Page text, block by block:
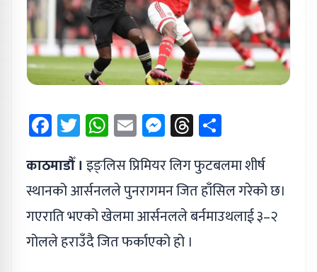
Facebook
Twitter
WhatsApp
EmailMessenger
Threads
काठमाडौँ । इङ्लिस प्रिमियर लिग फुटबलमा शीर्ष
स्थानको आर्सनलले पुनरागमन जित हाँसिल गरेको छ।
गएराति भएको खेलमा आर्सनलले बर्नमाउथलाई ३–२
गोलले हराउँदै जित फर्काएको हो ।